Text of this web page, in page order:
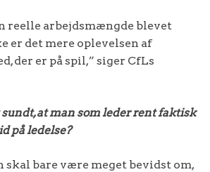
reelle arbejdsmængde blevet
er det mere oplevelsen af
der er på spil,” siger CfLs
at man som leder rent faktisk
på ledelse?
skal bare være meget bevidst om,